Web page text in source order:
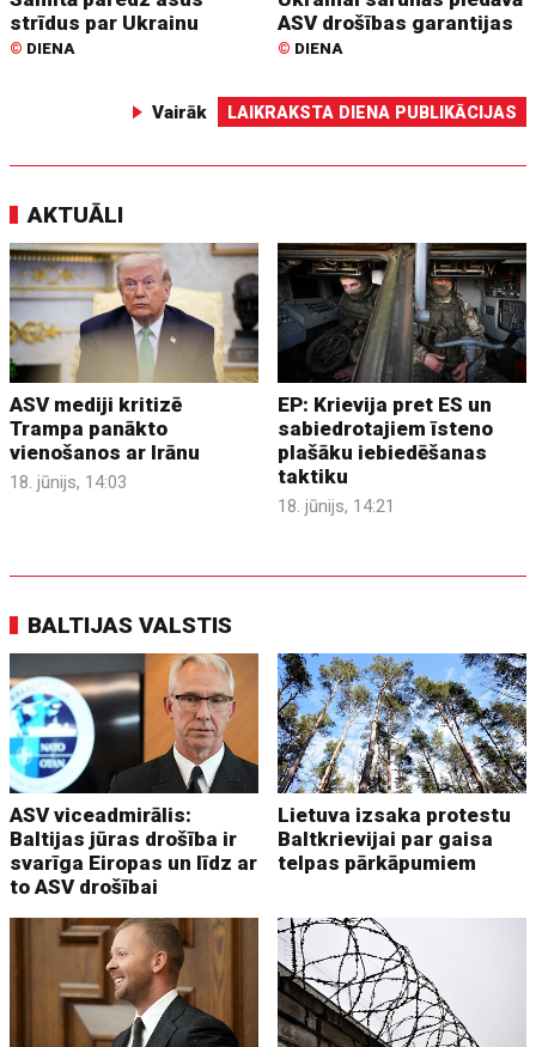
strīdus par Ukrainu
© DIENA
ASV drošības garantijas
© DIENA
Vairāk LAIKRAKSTA DIENA PUBLIKĀCIJAS
AKTUĀLI
ASV mediji kritizē
Trampa panākto
vienošanos ar Irānu
18. jūnijs, 14:03
EP: Krievija pret ES un
sabiedrotajiem īsteno
plašāku iebiedēšanas
taktiku
18. jūnijs, 14:21
BALTIJAS VALSTIS
ASV viceadmirālis:
Baltijas jūras drošība ir
svarīga Eiropas un līdz ar
to ASV drošībai
Lietuva izsaka protestu
Baltkrievijai par gaisa
telpas pārkāpumiem